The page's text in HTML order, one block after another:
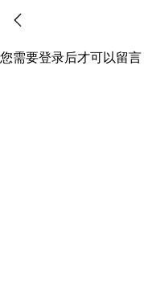
您需要登录后才可以留言